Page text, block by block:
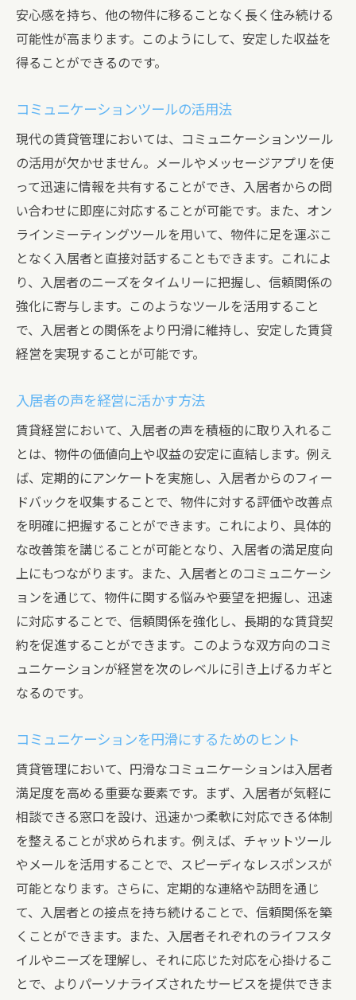
安心感を持ち、他の物件に移ることなく長く住み続ける
可能性が高まります。このようにして、安定した収益を
得ることができるのです。
コミュニケーションツールの活用法
現代の賃貸管理においては、コミュニケーションツール
の活用が欠かせません。メールやメッセージアプリを使
って迅速に情報を共有することができ、入居者からの問
い合わせに即座に対応することが可能です。また、オン
ラインミーティングツールを用いて、物件に足を運ぶこ
となく入居者と直接対話することもできます。これによ
り、入居者のニーズをタイムリーに把握し、信頼関係の
強化に寄与します。このようなツールを活用すること
で、入居者との関係をより円滑に維持し、安定した賃貸
経営を実現することが可能です。
入居者の声を経営に活かす方法
賃貸経営において、入居者の声を積極的に取り入れるこ
とは、物件の価値向上や収益の安定に直結します。例え
ば、定期的にアンケートを実施し、入居者からのフィー
ドバックを収集することで、物件に対する評価や改善点
を明確に把握することができます。これにより、具体的
な改善策を講じることが可能となり、入居者の満足度向
上にもつながります。また、入居者とのコミュニケーシ
ョンを通じて、物件に関する悩みや要望を把握し、迅速
に対応することで、信頼関係を強化し、長期的な賃貸契
約を促進することができます。このような双方向のコミ
ュニケーションが経営を次のレベルに引き上げるカギと
なるのです。
コミュニケーションを円滑にするためのヒント
賃貸管理において、円滑なコミュニケーションは入居者
満足度を高める重要な要素です。まず、入居者が気軽に
相談できる窓口を設け、迅速かつ柔軟に対応できる体制
を整えることが求められます。例えば、チャットツール
やメールを活用することで、スピーディなレスポンスが
可能となります。さらに、定期的な連絡や訪問を通じ
て、入居者との接点を持ち続けることで、信頼関係を築
くことができます。また、入居者それぞれのライフスタ
イルやニーズを理解し、それに応じた対応を心掛けるこ
とで、よりパーソナライズされたサービスを提供できま